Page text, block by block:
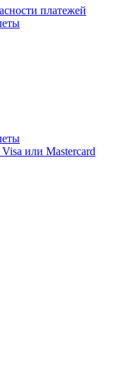
платежей
или Masterсard